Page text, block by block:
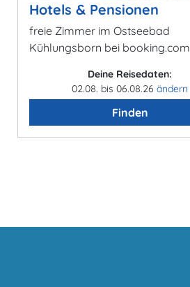
Hotels & Pensionen
freie Zimmer im Ostseebad
Kühlungsborn bei booking.com
Deine Reisedaten:
02.08. bis 06.08.26ändern
Finden